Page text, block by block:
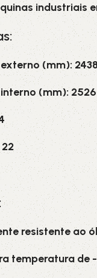
industriais
(mm):
(mm): 2526
resistente ao
temperatura de